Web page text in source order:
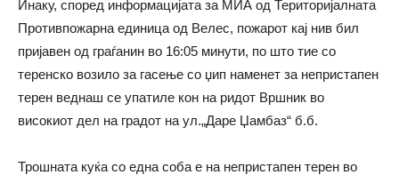
Инаку, според информацијата за МИА од Територијалната
Противпожарна единица од Велес, пожарот кај нив бил
пријавен од граѓанин во 16:05 минути, по што тие со
теренско возило за гасење со џип наменет за непристапен
терен веднаш се упатиле кон на ридот Вршник во
високиот дел на градот на ул.„Даре Џамбаз“ б.б.
Трошната куќа со една соба е на непристапен терен во